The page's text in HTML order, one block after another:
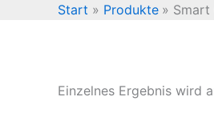
Start Produkte
Einzelnes Ergebnis wird